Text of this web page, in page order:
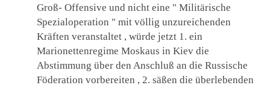
Groß- Offensive und nicht eine " Militärische
Spezialoperation " mit völlig unzureichenden
Kräften veranstaltet , würde jetzt 1. ein
Marionettenregime Moskaus in Kiev die
Abstimmung über den Anschluß an die Russische
Föderation vorbereiten , 2. säßen die überlebenden